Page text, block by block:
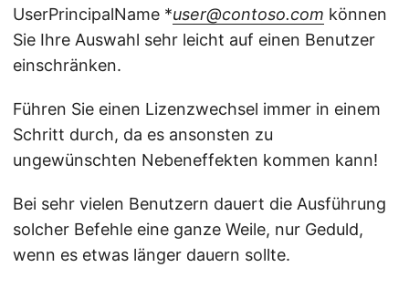
UserPrincipalName *user@contoso.com können
Sie Ihre Auswahl sehr leicht auf einen Benutzer
einschränken.
Führen Sie einen Lizenzwechsel immer in einem
Schritt durch, da es ansonsten zu
ungewünschten Nebeneffekten kommen kann!
Bei sehr vielen Benutzern dauert die Ausführung
solcher Befehle eine ganze Weile, nur Geduld,
wenn es etwas länger dauern sollte.